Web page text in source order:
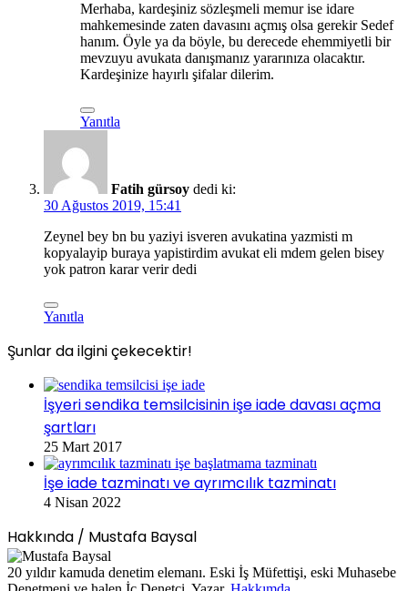
Merhaba, kardeşiniz sözleşmeli memur ise idare
mahkemesinde zaten davasını açmış olsa gerekir Sedef
hanım. Öyle ya da böyle, bu derecede ehemmiyetli bir
mevzuyu avukata danışmanız yararınıza olacaktır.
Kardeşinize hayırlı şifalar dilerim.
Yanıtla
Fatih gürsoy dedi ki:
30 Ağustos 2019, 15:41
Zeynel bey bn bu yaziyi isveren avukatina yazmisti m
kopyalayip buraya yapistirdim avukat eli mdem gelen bisey
yok patron karar verir dedi
Yanıtla
Şunlar da ilgini çekecektir!
İşyeri sendika temsilcisinin işe iade davası açma
şartları
25 Mart 2017
İşe iade tazminatı ve ayrımcılık tazminatı
4 Nisan 2022
Hakkında / Mustafa Baysal
20 yıldır kamuda denetim elemanı. Eski İş Müfettişi, eski Muhasebe